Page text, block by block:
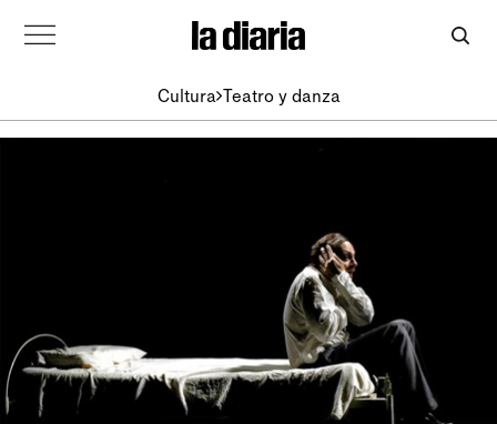
Cultura Teatro y danza